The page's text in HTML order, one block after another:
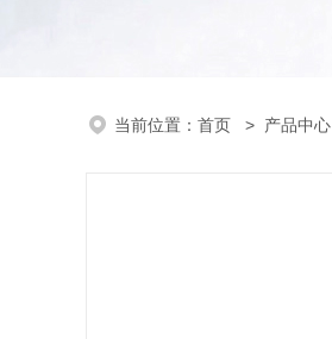
当前位置： 首页 > 产品中心